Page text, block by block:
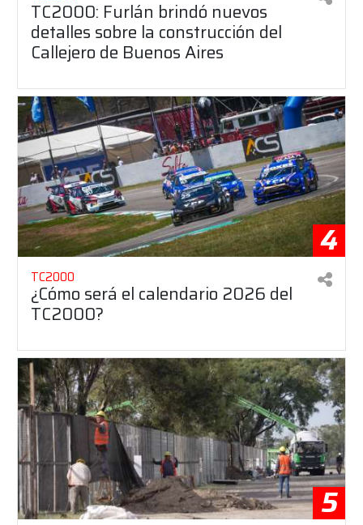
TC2000: Furlán brindó nuevos
detalles sobre la construcción del
Callejero de Buenos Aires
4
TC2000
¿Cómo será el calendario 2026 del
TC2000?
5